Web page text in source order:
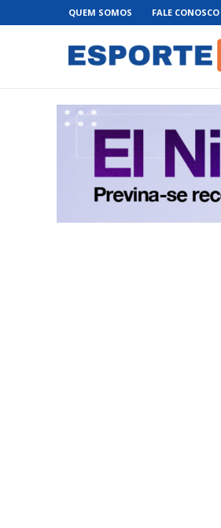
QUEM SOMOS FALE CONOSCO